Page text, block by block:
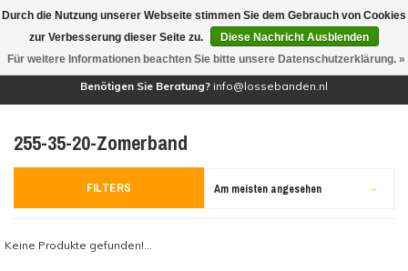
(0)
Benötigen Sie Beratung? info@lossebanden.nl
255-35-20-Zomerband
FILTERS Am meisten angesehen
Keine Produkte gefunden!...
Durch die Nutzung unserer Webseite stimmen Sie dem Gebrauch von Cookies
zur Verbesserung dieser Seite zu.
Diese Nachricht Ausblenden
Für weitere Informationen beachten Sie bitte unsere Datenschutzerklärung. »